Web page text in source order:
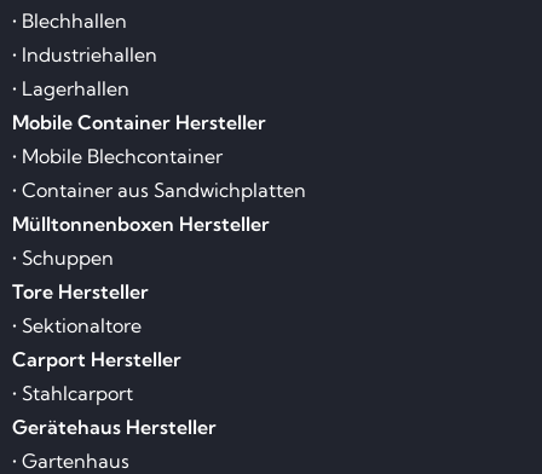
• Blechhallen
• Industriehallen
• Lagerhallen
Mobile Container Hersteller
• Mobile Blechcontainer
• Container aus Sandwichplatten
Mülltonnenboxen Hersteller
• Schuppen
Tore Hersteller
• Sektionaltore
Carport Hersteller
• Stahlcarport
Gerätehaus Hersteller
• Gartenhaus